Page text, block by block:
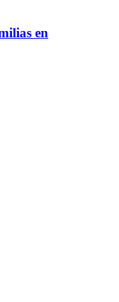
en